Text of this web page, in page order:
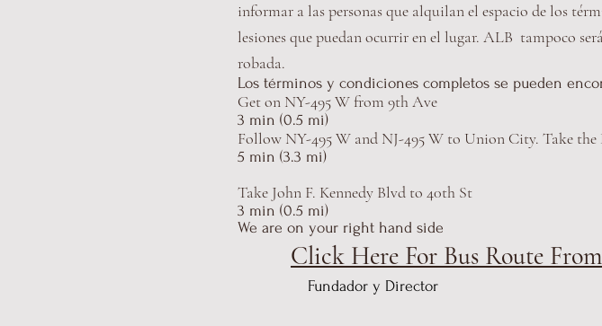
informar a las personas que alquilan el espacio de los
lesiones que puedan ocurrir en el lugar. ALB tampoco
robada.
Los términos y condiciones completos se pueden
Get on NY-495 W from 9th Ave
3 min (0.5 mi)
Follow NY-495 W and NJ-495 W to Union City. Take
5 min (3.3 mi)
Take John F. Kennedy Blvd to 40th St
3 min (0.5 mi)
We are on your right hand side
Click Here For Bus Route
Fundador y Director